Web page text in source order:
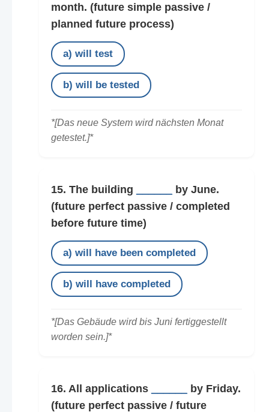
month. (future simple passive /
planned future process)
a) will test
b) will be tested
*[Das neue System wird nächsten Monat
getestet.]*
15. The building
by June.
(future perfect passive / completed
before future time)
a) will have been completed
b) will have completed
*[Das Gebäude wird bis Juni fertiggestellt
worden sein.]*
16. All applications
by Friday.
(future perfect passive / future